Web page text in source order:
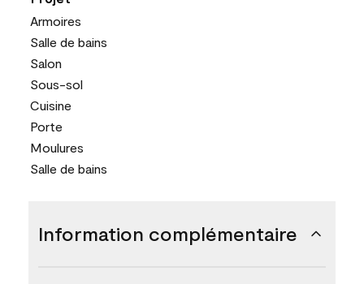
Armoires
Salle de bains
Salon
Sous-sol
Cuisine
Porte
Moulures
Salle de bains
Information complémentaire